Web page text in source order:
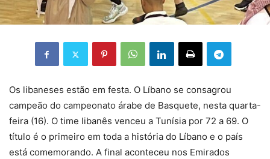
Os libaneses estão em festa. O Líbano se consagrou
campeão do campeonato árabe de Basquete, nesta quarta-
feira (16). O time libanês venceu a Tunísia por 72 a 69. O
título é o primeiro em toda a história do Líbano e o país
está comemorando. A final aconteceu nos Emirados